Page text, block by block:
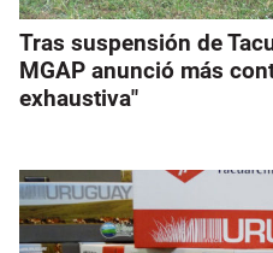
Tras suspensión de
MGAP anunció más
exhaustiva"